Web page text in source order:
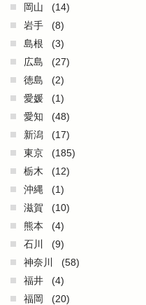
岡山
(14)
岩手
(8)
島根
(3)
広島
(27)
徳島
(2)
愛媛
(1)
愛知
(48)
新潟
(17)
東京
(185)
栃木
(12)
沖縄
(1)
滋賀
(10)
熊本
(4)
石川
(9)
神奈川
(58)
福井
(4)
福岡
(20)